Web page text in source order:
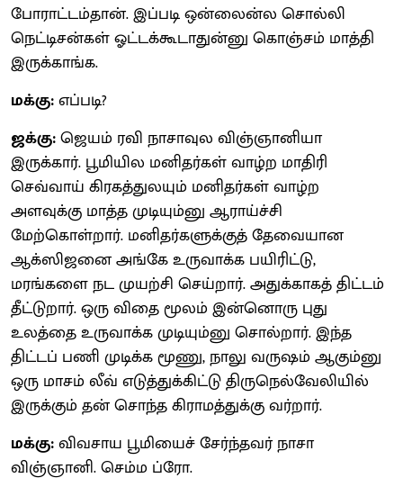
போராட்டம்தான். இப்படி ஒன்லைன்ல சொல்லி
நெட்டிசன்கள் ஓட்டக்கூடாதுன்னு கொஞ்சம் மாத்தி
இருக்காங்க.
மக்கு:எப்படி?
ஜக்கு:ஜெயம் ரவி நாசாவுல விஞ்ஞானியா
இருக்கார். பூமியில மனிதர்கள் வாழ்ற மாதிரி
செவ்வாய் கிரகத்துலயும் மனிதர்கள் வாழ்ற
அளவுக்கு மாத்த முடியும்னு ஆராய்ச்சி
மேற்கொள்றார். மனிதர்களுக்குத் தேவையான
ஆக்ஸிஜனை அங்கே உருவாக்க பயிரிட்டு,
மரங்களை நட முயற்சி செய்றார். அதுக்காகத் திட்டம்
தீட்டுறார். ஒரு விதை மூலம் இன்னொரு புது
உலத்தை உருவாக்க முடியும்னு சொல்றார். இந்த
திட்டப் பணி முடிக்க மூணு, நாலு வருஷம் ஆகும்னு
ஒரு மாசம் லீவ் எடுத்துக்கிட்டு திருநெல்வேலியில்
இருக்கும் தன் சொந்த கிராமத்துக்கு வர்றார்.
மக்கு:விவசாய பூமியைச் சேர்ந்தவர் நாசா
விஞ்ஞானி. செம்ம ப்ரோ.